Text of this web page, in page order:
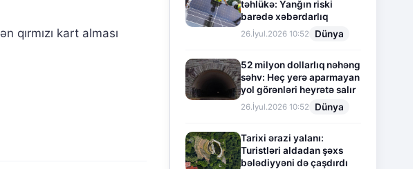
qırmızı kart alması
təhlükə: Yanğın riski
barədə xəbərdarlıq
26.İyul.2026 10:52 Dünya
52 milyon dollarlıq nəhəng
səhv: Heç yerə aparmayan
yol görənləri heyrətə salır
26.İyul.2026 10:52 Dünya
Tarixi ərazi yalanı:
Turistləri aldadan şəxs
bələdiyyəni də çaşdırdı